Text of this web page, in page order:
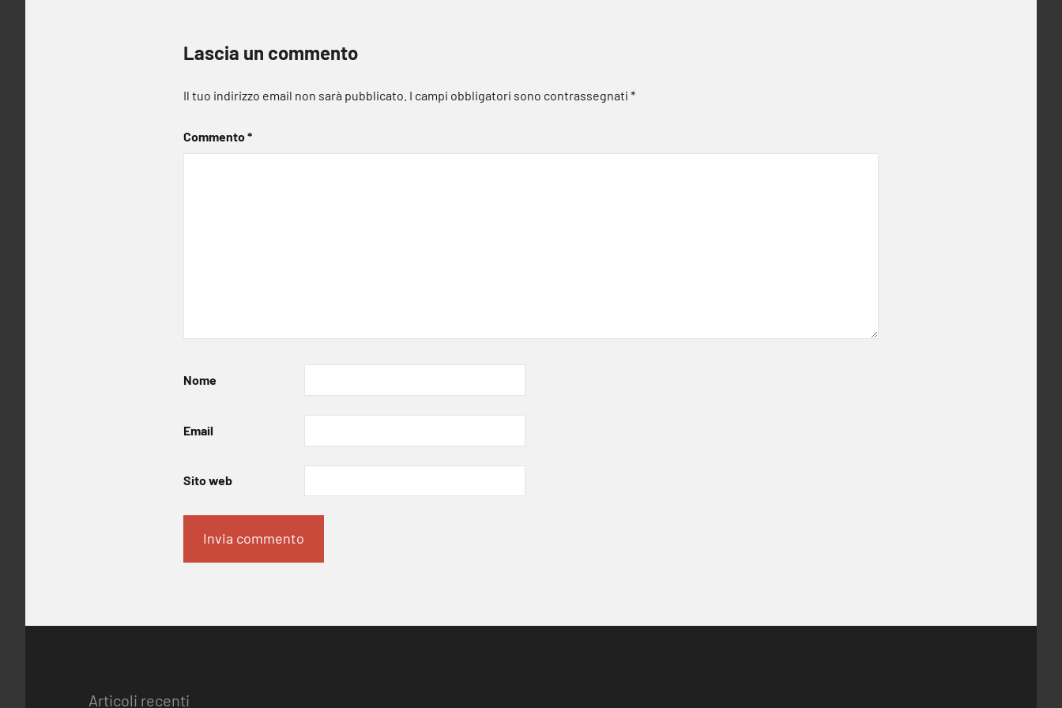
Lascia un commento
Il tuo indirizzo email non sarà pubblicato. I campi obbligatori sono contrassegnati *
Commento*
Nome
Email
Sito web
Articoli recenti